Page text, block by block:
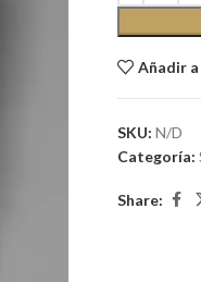
Añadir
SKU: N/D
Categoría:
Share: